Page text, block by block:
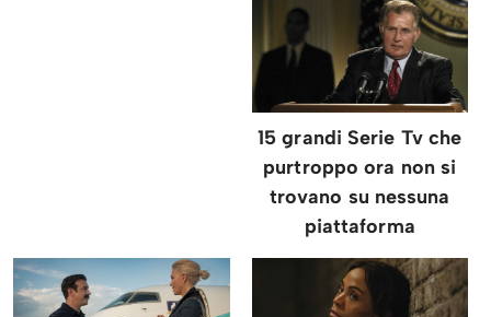
15 grandi Serie Tv che
purtroppo ora non si
trovano su nessuna
piattaforma